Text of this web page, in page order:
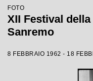
FOTO
XII Festival
Sanremo
8 FEBBRAIO 1962 - 18